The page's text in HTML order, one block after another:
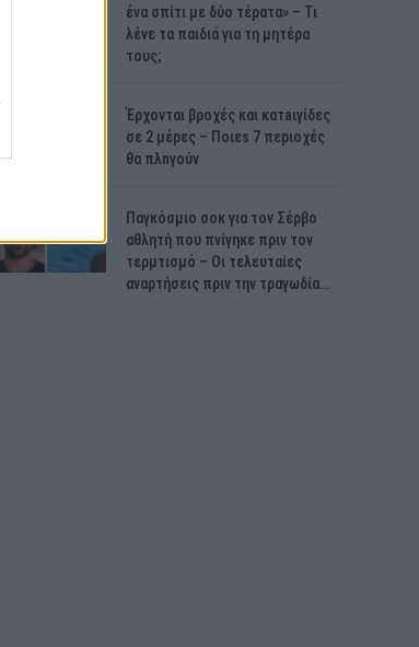
ένα σπίτι με δύο τέρατα» – Τι
λένε τα παιδιά για τη μητέρα
τους;
Έρχονται βροχές και κατaιγίδες
σε 2 μέpες – Ποιεs 7 πεpιοχές
θα πλnγούν
Παγκόσμιο σοκ για τον Σέρβο
αθλητή που πνίγηκε πριν τον
τερμτισμό – Οι τελευταίες
αναρτήσεις πριν την τραγωδία…